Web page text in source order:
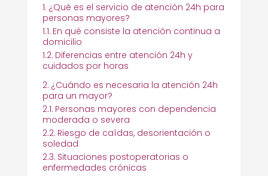
¿Qué es el servicio de atención 24h para
personas mayores?
En qué consiste la atención continua a
domicilio
Diferencias entre atención 24h y
cuidados por horas
¿Cuándo es necesaria la atención 24h
para un mayor?
Personas mayores con dependencia
moderada o severa
Riesgo de caídas, desorientación o
soledad
Situaciones postoperatorias o
enfermedades crónicas